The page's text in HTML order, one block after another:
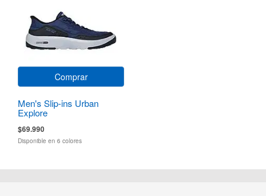
Comprar
Men's Slip-ins Urban
Explore
$69.990
Disponible en 6 colores